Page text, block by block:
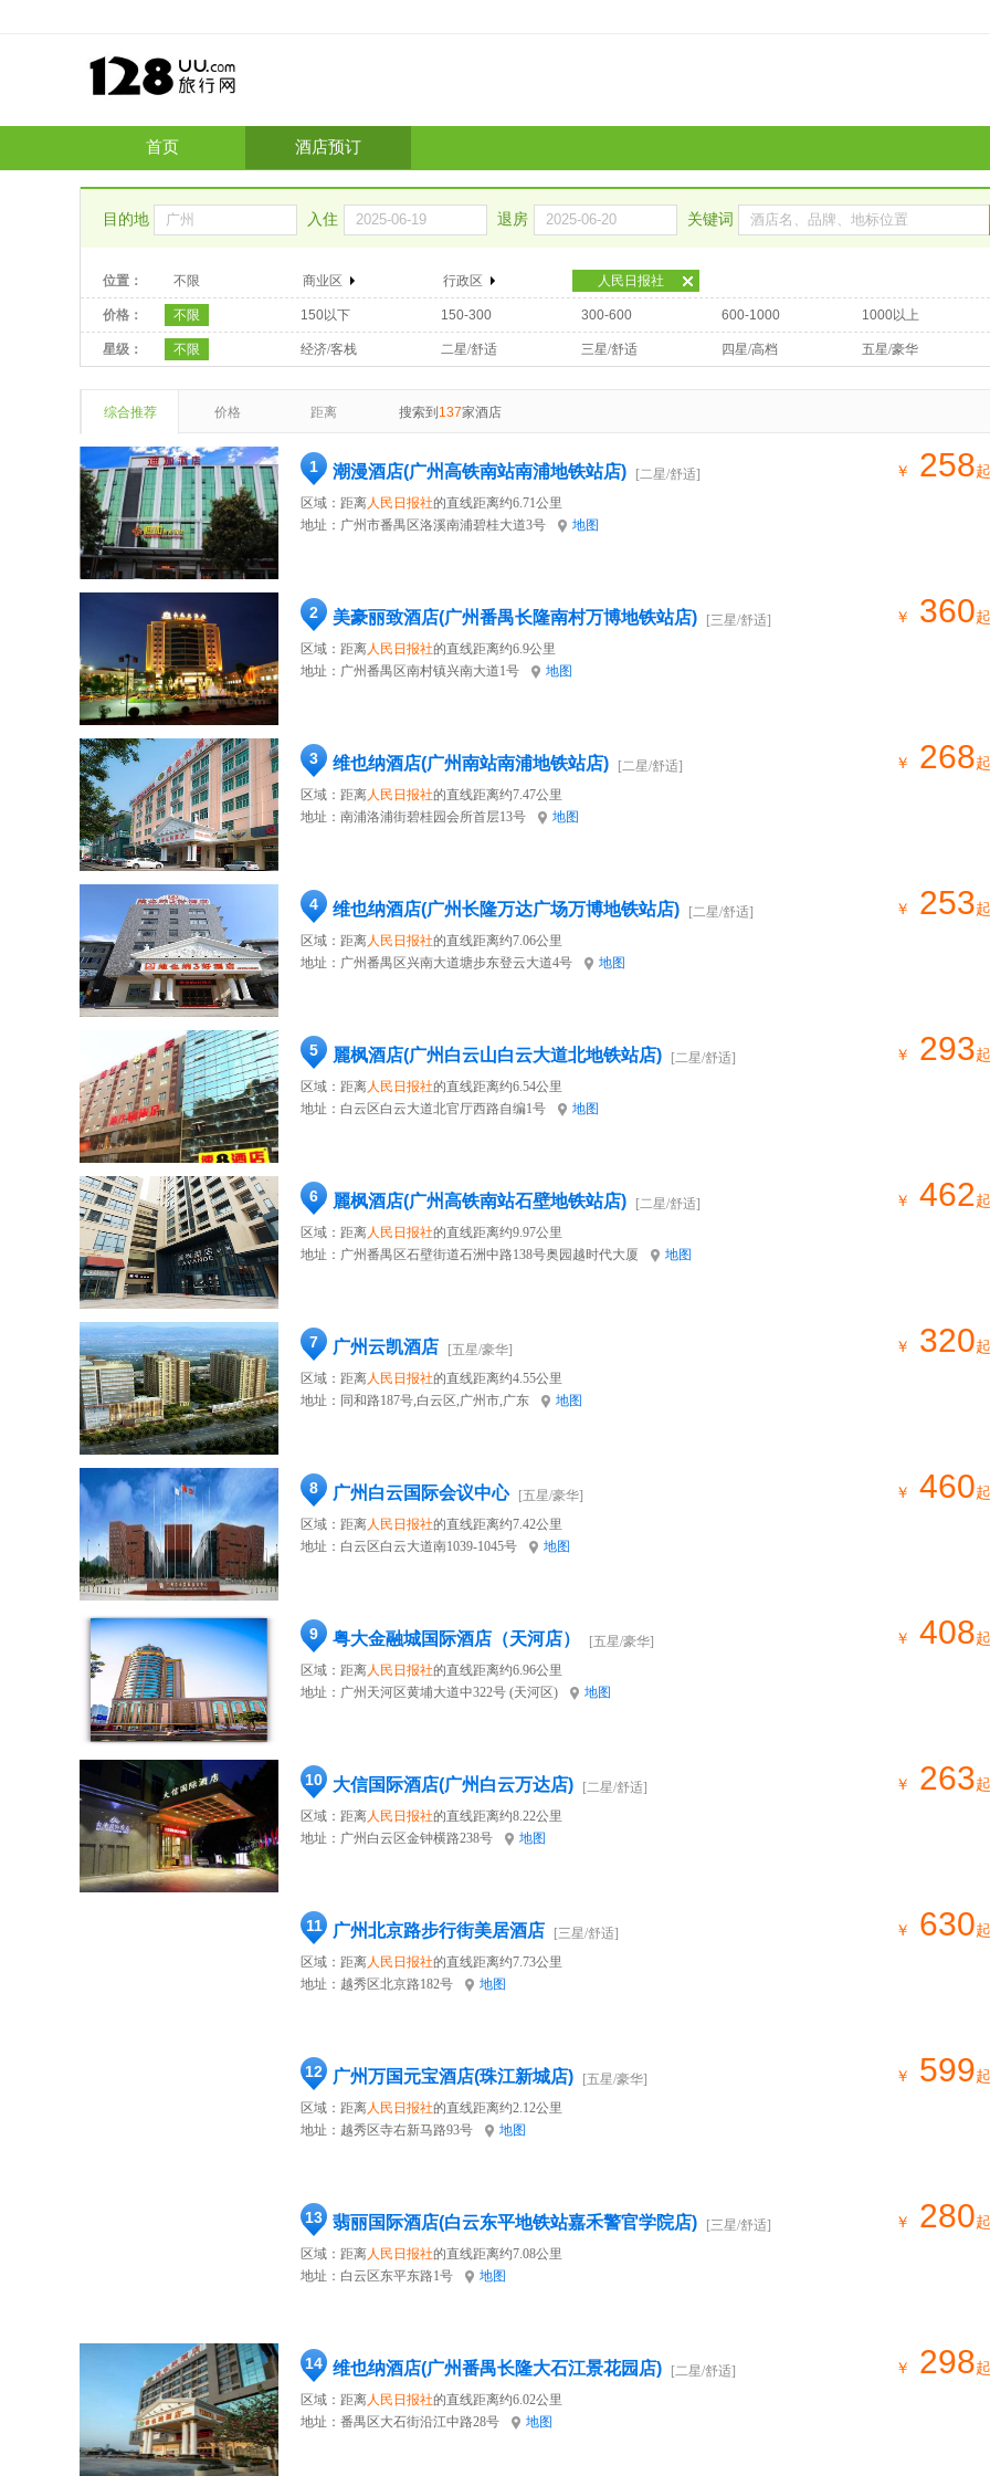
首页 酒店预订
目的地 入住 退房 关键词
位置： 不限 商业区 行政区 人民日报社
价格： 不限 150以下 150-300 300-600 600-1000 1000以上
星级： 不限 经济/客栈 二星/舒适 三星/舒适 四星/高档 五星/豪华
综合推荐 价格 距离 搜索到 137家酒店
1 潮漫酒店(广州高铁南站南浦地铁站店)
[二星/舒适]
区域：距离人民日报社的直线距离约6.71公里
地址： 广州市番禺区洛溪南浦碧桂大道3号 地图
￥ 258起
2 美豪丽致酒店(广州番禺长隆南村万博地铁站店)
[三星/舒适]
区域：距离人民日报社的直线距离约6.9公里
地址： 广州番禺区南村镇兴南大道1号 地图
￥ 360起
3 维也纳酒店(广州南站南浦地铁站店)
[二星/舒适]
区域：距离人民日报社的直线距离约7.47公里
地址： 南浦洛浦街碧桂园会所首层13号 地图
￥ 268起
4 维也纳酒店(广州长隆万达广场万博地铁站店)
[二星/舒适]
区域：距离人民日报社的直线距离约7.06公里
地址： 广州番禺区兴南大道塘步东登云大道4号 地图
￥ 253起
5 麗枫酒店(广州白云山白云大道北地铁站店)
[二星/舒适]
区域：距离人民日报社的直线距离约6.54公里
地址： 白云区白云大道北官厅西路自编1号 地图
￥ 293起
6 麗枫酒店(广州高铁南站石壁地铁站店)
[二星/舒适]
区域：距离人民日报社的直线距离约9.97公里
地址： 广州番禺区石壁街道石洲中路138号奥园越时代大厦 地图
￥ 462起
7 广州云凯酒店
[五星/豪华]
区域：距离人民日报社的直线距离约4.55公里
地址： 同和路187号,白云区,广州市,广东 地图
￥ 320起
8 广州白云国际会议中心
[五星/豪华]
区域：距离人民日报社的直线距离约7.42公里
地址： 白云区白云大道南1039-1045号 地图
￥ 460起
9 粤大金融城国际酒店（天河店）
[五星/豪华]
区域：距离人民日报社的直线距离约6.96公里
地址： 广州天河区黄埔大道中322号 (天河区) 地图
￥ 408起
10 大信国际酒店(广州白云万达店)
[二星/舒适]
区域：距离人民日报社的直线距离约8.22公里
地址： 广州白云区金钟横路238号 地图
￥ 263起
11 广州北京路步行街美居酒店
[三星/舒适]
区域：距离人民日报社的直线距离约7.73公里
地址： 越秀区北京路182号 地图
￥ 630起
12 广州万国元宝酒店(珠江新城店)
[五星/豪华]
区域：距离人民日报社的直线距离约2.12公里
地址： 越秀区寺右新马路93号 地图
￥ 599起
13 翡丽国际酒店(白云东平地铁站嘉禾警官学院店)
[三星/舒适]
区域：距离人民日报社的直线距离约7.08公里
地址： 白云区东平东路1号 地图
￥ 280起
14 维也纳酒店(广州番禺长隆大石江景花园店)
[二星/舒适]
区域：距离人民日报社的直线距离约6.02公里
地址： 番禺区大石街沿江中路28号 地图
￥ 298起